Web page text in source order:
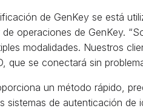
de GenKey se está
operaciones de GenKey.
modalidades. Nuestros
que se conectará sin
un método rápido,
sistemas de autenticación